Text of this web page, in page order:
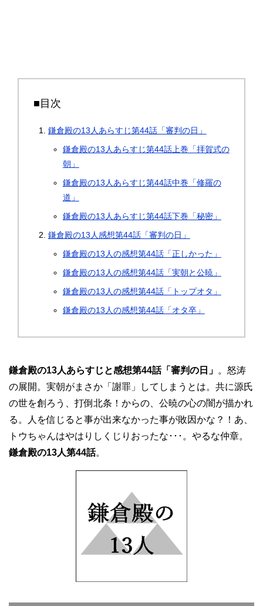
■目次
鎌倉殿の13人あらすじ第44話「審判の日」
鎌倉殿の13人あらすじ第44話上巻「拝賀式の
朝」
鎌倉殿の13人あらすじ第44話中巻「修羅の
道」
鎌倉殿の13人あらすじ第44話下巻「秘密」
鎌倉殿の13人感想第44話「審判の日」
鎌倉殿の13人の感想第44話「正しかった」
鎌倉殿の13人の感想第44話「実朝と公暁」
鎌倉殿の13人の感想第44話「トップオタ」
鎌倉殿の13人の感想第44話「オタ卒」
鎌倉殿の13人あらすじと感想第44話「審判の日」 。怒涛
の展開。実朝がまさか「謝罪」してしまうとは。共に源氏
の世を創ろう、打倒北条！からの、公暁の心の闇が描かれ
る。人を信じると事が出来なかった事が敗因かな？！あ、
トウちゃんはやはりしくじりおったな･･･。やるな仲章。
鎌倉殿の13人第44話。